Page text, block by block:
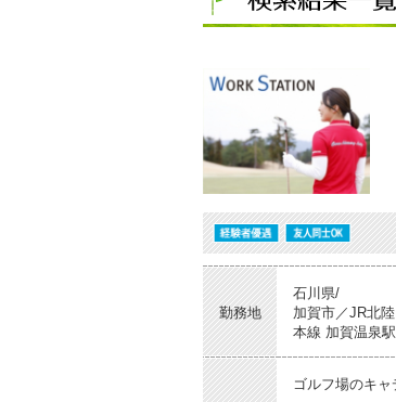
勤務地
石川県/
加賀市／JR北陸
本線 加賀温泉駅
ゴルフ場のキ